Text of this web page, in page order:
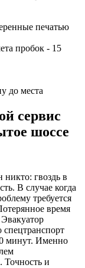
печатью
пробок - 15
до места
сервис
шоссе
никто: гвоздь в
В случае когда
требуется
время
спецтранспорт
минут. Именно
Точность и